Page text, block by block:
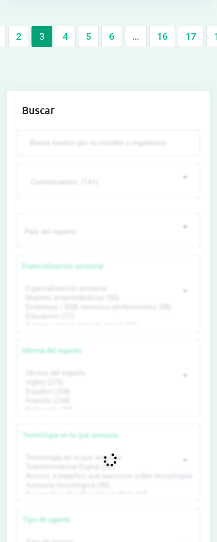
2 3 4 5 6 … 16 17
Buscar
Especialización sectorial
Idioma del experto
Tecnología en la que asesora
Tipo de agente